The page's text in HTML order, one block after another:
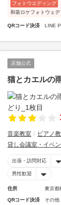
フォトウエディング
和装ロケフォトウェデ
QRコード決済 LINE
店舗公式
猫とカエルの
音楽教室 ピアノ
貸し会議室・イベ
出張・訪問対応
男性歓迎
住所 東京都
QRコード決済 その他